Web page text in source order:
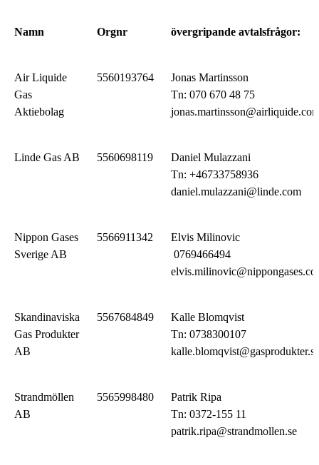
Namn Orgnr övergripande avtalsfrågor:
Air Liquide
Gas
Aktiebolag
5560193764
Jonas Martinsson
Tn: 070 670 48 75
Linde Gas AB 5560698119
Daniel Mulazzani
Tn: +46733758936
daniel.mulazzani@linde.com
Nippon Gases
Sverige AB
5566911342
Elvis Milinovic
0769466494
Skandinaviska
Gas Produkter
AB
5567684849
Kalle Blomqvist
Tn: 0738300107
kalle.blomqvist@gasprodukter.se
Strandmöllen
AB
5565998480
Patrik Ripa
Tn: 0372-155 11
patrik.ripa@strandmollen.se